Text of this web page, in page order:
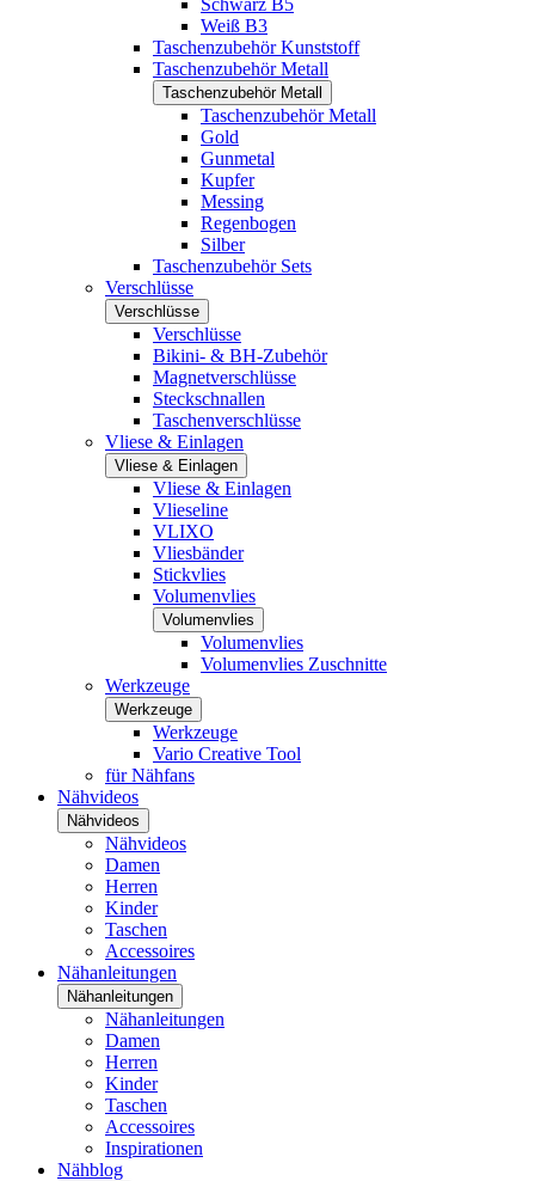
Schwarz B5
Weiß B3
Taschenzubehör Kunststoff
Taschenzubehör Metall
Taschenzubehör Metall
Taschenzubehör Metall
Gold
Gunmetal
Kupfer
Messing
Regenbogen
Silber
Taschenzubehör Sets
Verschlüsse
Verschlüsse
Verschlüsse
Bikini- & BH-Zubehör
Magnetverschlüsse
Steckschnallen
Taschenverschlüsse
Vliese & Einlagen
Vliese & Einlagen
Vliese & Einlagen
Vlieseline
VLIXO
Vliesbänder
Stickvlies
Volumenvlies
Volumenvlies
Volumenvlies
Volumenvlies Zuschnitte
Werkzeuge
Werkzeuge
Werkzeuge
Vario Creative Tool
für Nähfans
Nähvideos
Nähvideos
Nähvideos
Damen
Herren
Kinder
Taschen
Accessoires
Nähanleitungen
Nähanleitungen
Nähanleitungen
Damen
Herren
Kinder
Taschen
Accessoires
Inspirationen
Nähblog